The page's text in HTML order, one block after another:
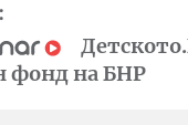
фонд на БНР